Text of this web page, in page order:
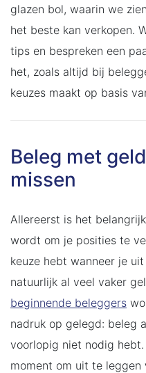
glazen bol, waarin we
het beste kan verkopen.
tips en bespreken een
het, zoals altijd bij
keuzes maakt op basis
Beleg met
missen
Allereerst is het
wordt om je posities te
keuze hebt wanneer je
natuurlijk al veel vaker
beginnende beleggers
nadruk op gelegd: beleg
voorlopig niet nodig
moment om uit te